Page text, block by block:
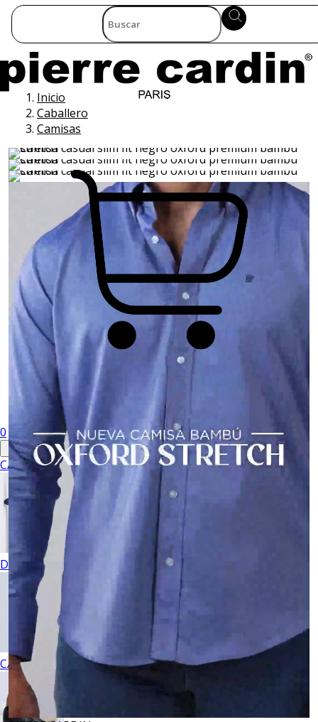
0
CABALLERO
DAMA
CALZADO
Inicio
Caballero
Camisas